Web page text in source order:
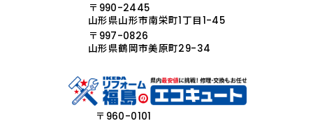
〒990-2445
山形県山形市南栄町1丁目1-45
〒997-0826
山形県鶴岡市美原町29-34
〒960-0101